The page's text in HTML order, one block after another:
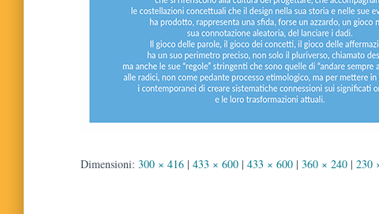
Dimensioni: 300 × 416 | 433 × 600 | 433 × 600 | 360 × 240 | 230